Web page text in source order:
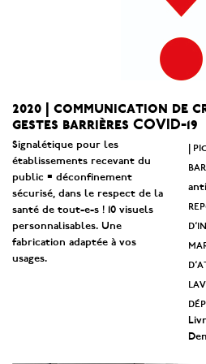
2020 | communication de
gestes barrières COVID-19
Signalétique pour les
établissements recevant du
public = déconfinement
sécurisé, dans le respect de la
santé de tout-e-s ! 10 visuels
personnalisables. Une
fabrication adaptée à vos
usages.
|
d‘
d‘